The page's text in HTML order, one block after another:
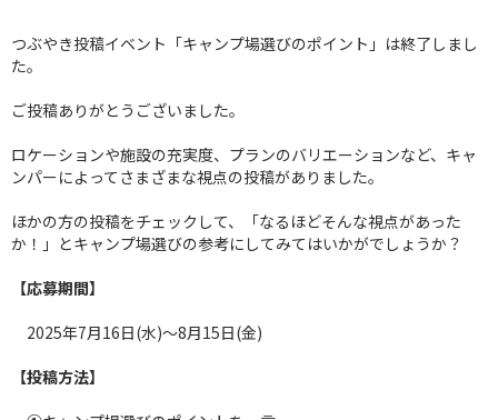
つぶやき投稿イベント「キャンプ場選びのポイント」は終了しまし
た。
ご投稿ありがとうございました。
ロケーションや施設の充実度、プランのバリエーションなど、キャ
ンパーによってさまざまな視点の投稿がありました。
ほかの方の投稿をチェックして、「なるほどそんな視点があった
か！」とキャンプ場選びの参考にしてみてはいかがでしょうか？
【応募期間】
2025年7月16日(水)〜8月15日(金)
【投稿方法】